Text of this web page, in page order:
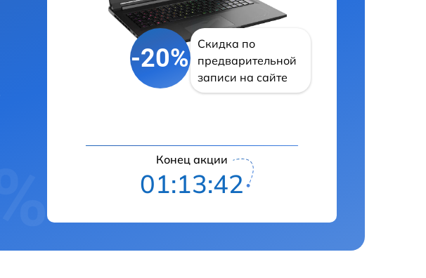
-20%
Скидка по
предварительной
записи на сайте
Конец акции
01:13:41